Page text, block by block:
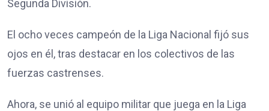
Segunda División.
El ocho veces campeón de la Liga Nacional fijó sus
ojos en él, tras destacar en los colectivos de las
fuerzas castrenses.
Ahora, se unió al equipo militar que juega en la Liga